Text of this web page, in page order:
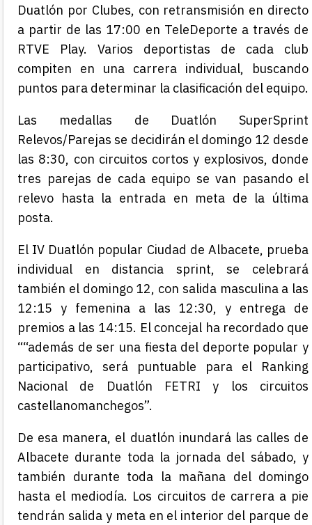
Duatlón por Clubes, con retransmisión en directo
a partir de las 17:00 en TeleDeporte a través de
RTVE Play. Varios deportistas de cada club
compiten en una carrera individual, buscando
puntos para determinar la clasificación del equipo.
Las medallas de Duatlón SuperSprint
Relevos/Parejas se decidirán el domingo 12 desde
las 8:30, con circuitos cortos y explosivos, donde
tres parejas de cada equipo se van pasando el
relevo hasta la entrada en meta de la última
posta.
El IV Duatlón popular Ciudad de Albacete, prueba
individual en distancia sprint, se celebrará
también el domingo 12, con salida masculina a las
12:15 y femenina a las 12:30, y entrega de
premios a las 14:15. El concejal ha recordado que
““además de ser una fiesta del deporte popular y
participativo, será puntuable para el Ranking
Nacional de Duatlón FETRI y los circuitos
castellanomanchegos”.
De esa manera, el duatlón inundará las calles de
Albacete durante toda la jornada del sábado, y
también durante toda la mañana del domingo
hasta el mediodía. Los circuitos de carrera a pie
tendrán salida y meta en el interior del parque de